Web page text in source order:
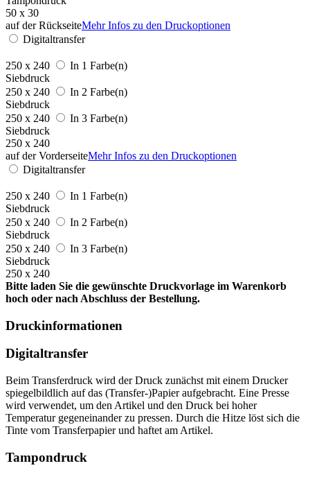
50 x 30
auf der RückseiteMehr Infos zu den Druckoptionen
Digitaltransfer
250 x 240
In 1 Farbe(n)
Siebdruck
250 x 240
In 2 Farbe(n)
Siebdruck
250 x 240
In 3 Farbe(n)
Siebdruck
250 x 240
auf der VorderseiteMehr Infos zu den Druckoptionen
Digitaltransfer
250 x 240
In 1 Farbe(n)
Siebdruck
250 x 240
In 2 Farbe(n)
Siebdruck
250 x 240
In 3 Farbe(n)
Siebdruck
250 x 240
Bitte laden Sie die gewünschte Druckvorlage im Warenkorb
hoch oder nach Abschluss der Bestellung.
Druckinformationen
Digitaltransfer
Beim Transferdruck wird der Druck zunächst mit einem Drucker
spiegelbildlich auf das (Transfer-)Papier aufgebracht. Eine Presse
wird verwendet, um den Artikel und den Druck bei hoher
Temperatur gegeneinander zu pressen. Durch die Hitze löst sich die
Tinte vom Transferpapier und haftet am Artikel.
Tampondruck